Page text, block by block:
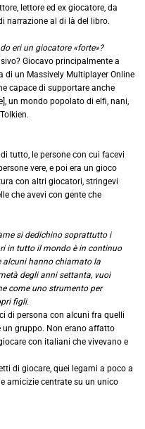
lettore ed ex giocatore, da
narrazione al di là del libro.
eri un giocatore «forte»?
Giocavo principalmente a
di un Massively Multiplayer Online
capace di supportare anche
un mondo popolato di elfi, nani,
tutto, le persone con cui facevi
vere, e poi era un gioco
con altri giocatori, stringevi
che avevi con gente che
si dedichino soprattutto i
in tutto il mondo è in continuo
alcuni hanno chiamato la
degli anni settanta, vuoi
come uno strumento per
figli.
di persona con alcuni fra quelli
un gruppo. Non erano affatto
con italiani che vivevano e
di giocare, quei legami a poco a
amicizie centrate su un unico